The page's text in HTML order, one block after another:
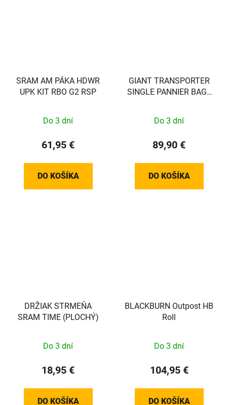
SRAM AM PÁKA HDWR
UPK KIT RBO G2 RSP
Do 3 dní
61,95 €
DO KOŠÍKA
GIANT TRANSPORTER
SINGLE PANNIER BAG -
Do 3 dní
89,90 €
DO KOŠÍKA
DRŽIAK STRMEŇA
SRAM TIME (PLOCHÝ)
Do 3 dní
18,95 €
DO KOŠÍKA
BLACKBURN Outpost HB
Roll
Do 3 dní
104,95 €
DO KOŠÍKA